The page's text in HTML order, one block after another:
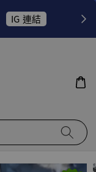
IG 連結